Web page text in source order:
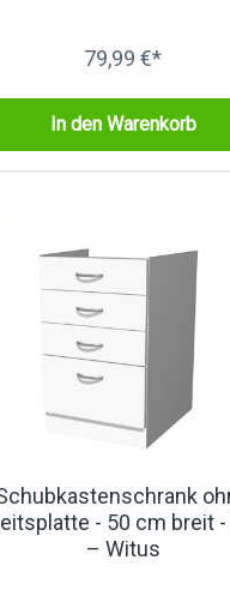
79,99 €*
In den Warenkorb
- 50 cm breit -
– Witus